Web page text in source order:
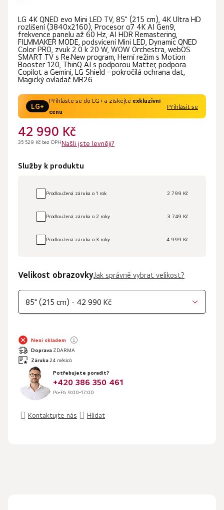
LG 4K QNED evo Mini LED TV, 85" (215 cm), 4K Ultra HD
rozlišení (3840x2160), Procesor α7 4K AI Gen9,
frekvence panelu až 60 Hz, AI HDR Remastering,
FILMMAKER MODE, podsvícení Mini LED, Dynamic QNED
Color PRO, zvuk 2.0 k 20 W, WOW Orchestra, webOS
SMART TV s Re:New program, Herní režim s Motion
Booster 120, ThinQ AI s podporou Matter, podpora
Copilot a Gemini, LG Shield - pokročilá ochrana dat,
Magický ovladač MR26
LG+
Přihlaste se do LG+ a získejte exkluzivní
cenu
Přihlásit se
42 990 Kč
35 529 Kč bez DPHNašli jste levněji?
Služby k produktu
Prodloužená záruka o 1 rok 2 799 Kč
Prodloužená záruka o 2 roky 3 749 Kč
Prodloužená záruka o 3 roky 4 999 Kč
Velikost obrazovkyJak správně vybrat velikost?
85" (215 cm) - 42 990 Kč
Není skladem
Doprava ZDARMA
Záruka 24 měsíců
Potřebujete poradit?
+420 386 350 461
Po-Pá 9:00-17:00
Kontaktujte nás Hlídat